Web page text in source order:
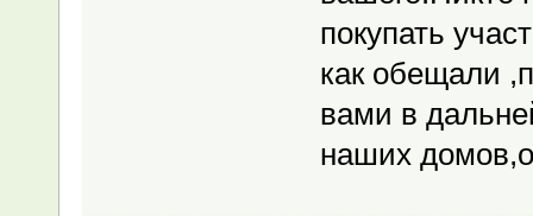
покупать
как обещали
вами в
наших